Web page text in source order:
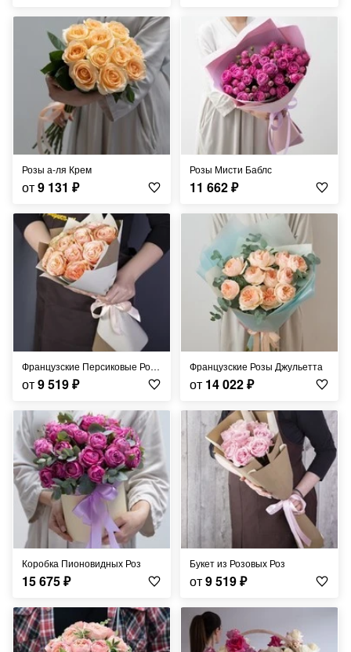
Розы а-ля Крем
от9 131 ₽
Розы Мисти Баблс
11 662₽
Французские Персиковые Розы
от9 519₽
Французские Розы Джульетта
от 14 022₽
Коробка Пионовидных Роз
15 675₽
Букет из Розовых Роз
от9 519₽